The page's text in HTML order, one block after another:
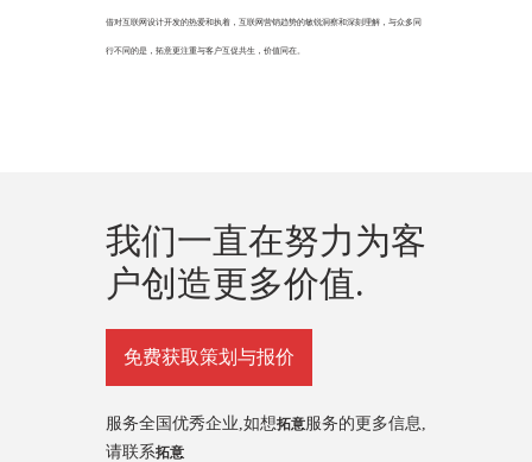
借对互联网设计开发的热爱和执着，互联网营销趋势的敏锐洞察和深刻理解，与众多同
行不同的是，拓意更注重与客户互促共生，价值同在。
我们一直在努力为客
户创造更多价值.
免费获取策划与报价
服务全国优秀企业,如想拓意服务的更多信息,
请联系拓意